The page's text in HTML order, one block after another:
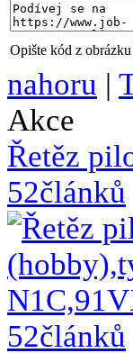
Opište kód z obrázku
nahoru |
Akce
Řetěz
52článků